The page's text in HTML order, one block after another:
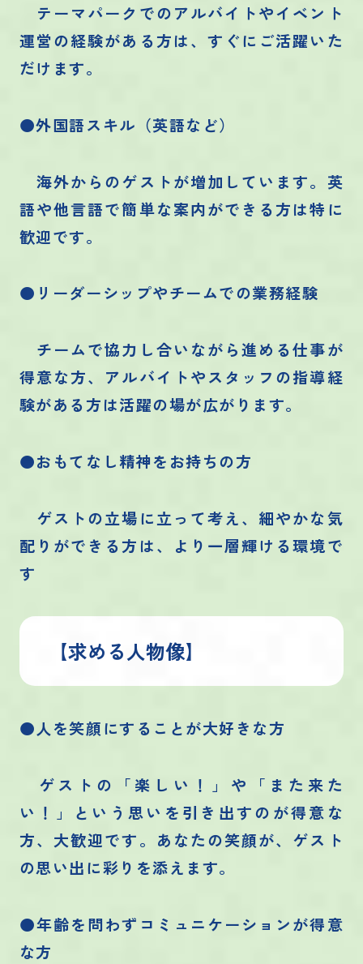
テーマパークでのアルバイトやイベント
運営の経験がある方は、すぐにご活躍いた
だけます。
●外国語スキル（英語など）
海外からのゲストが増加しています。英
語や他言語で簡単な案内ができる方は特に
歓迎です。
●リーダーシップやチームでの業務経験
チームで協力し合いながら進める仕事が
得意な方、アルバイトやスタッフの指導経
験がある方は活躍の場が広がります。
●おもてなし精神をお持ちの方
ゲストの立場に立って考え、細やかな気
配りができる方は、より一層輝ける環境で
す
【求める人物像】
●人を笑顔にすることが大好きな方
ゲストの「楽しい！」や「また来た
い！」という思いを引き出すのが得意な
方、大歓迎です。あなたの笑顔が、ゲスト
の思い出に彩りを添えます。
●年齢を問わずコミュニケーションが得意
な方